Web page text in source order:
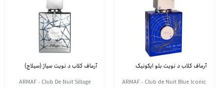
آرماف کلاب د نویت بلو ایکونیک
ARMAF - Club de Nuit Blue Iconic
آرماف کلاب د نویت سیاژ (سیلاج)
ARMAF - Club De Nuit Sillage